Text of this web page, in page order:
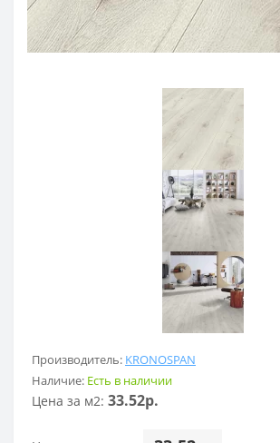
Производитель: KRONOSPAN
Наличие: Есть в наличии
Цена за м2: 33.52р.